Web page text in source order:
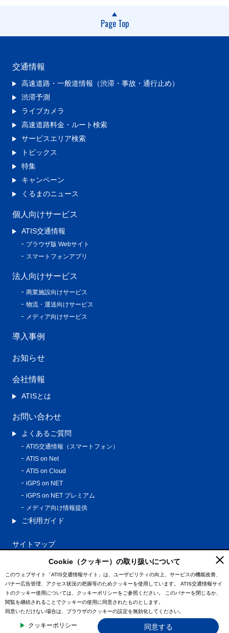
Page Top
交通情報
高速道路・一般道情報（渋滞・事故・通行止め）
渋滞予測
ライブカメラ
高速道路料金・ルート検索
サービスエリア検索
トピックス
特集
キャンペーン
くるまのニュース
個人向けサービス
ATIS交通情報
ブラウザ版 Webサイト
スマートフォンアプリ
法人向けサービス
商業施設向けサービス
物流・運送向けサービス
メディア向けサービス
導入事例
お知らせ
会社情報
ATISとは
お問い合わせ
よくあるご質問
ATIS交通情報（スマートフォン）
ATIS on Net
ATIS on Cloud
iGPS on NET
iGPS on NET プレミアム
メディア向け情報提供
ご利用ガイド
サイトマップ
プライバシーポリシー
利用規約
特定商取引法に基づく表記
情報の外部通信について
© ATIS Co.,Ltd. All Rights Reserved.
Cookie（クッキー）の取り扱いについて
このウェブサイト「ATIS交通情報サイト」は、ユーザビリティの向上、サービスの機能改善、
バナー広告管理、アクセス状況の把握等のためクッキーを使用しています。
ATIS交通情報サイ
トのクッキー使用については、クッキーポリシーをご参照ください。
このバナーを閉じるか、
閲覧を継続されることでクッキーの使用に同意されたものとします。
同意いただけない場合は、ブラウザのクッキーの設定を無効化してください。
クッキーポリシー 同意する